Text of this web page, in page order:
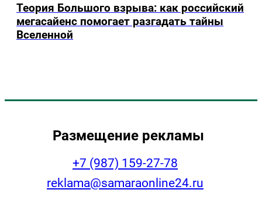
Теория Большого взрыва: как российский
мегасайенс помогает разгадать тайны
Вселенной
Размещение рекламы
+7 (987) 159-27-78
reklama@samaraonline24.ru